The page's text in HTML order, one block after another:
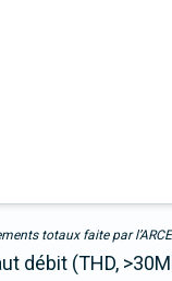
totaux faite par
débit (THD,